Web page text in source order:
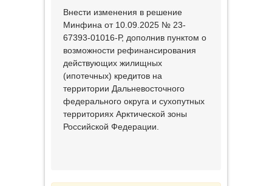
Внести изменения в решение
Минфина от 10.09.2025 № 23-
67393-01016-Р, дополнив пунктом о
возможности рефинансирования
действующих жилищных
(ипотечных) кредитов на
территории Дальневосточного
федерального округа и сухопутных
территориях Арктической зоны
Российской Федерации.